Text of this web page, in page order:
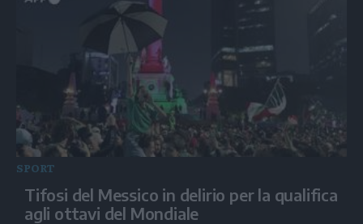
SPORT
Tifosi del Messico in delirio per la qualifica
agli ottavi del Mondiale